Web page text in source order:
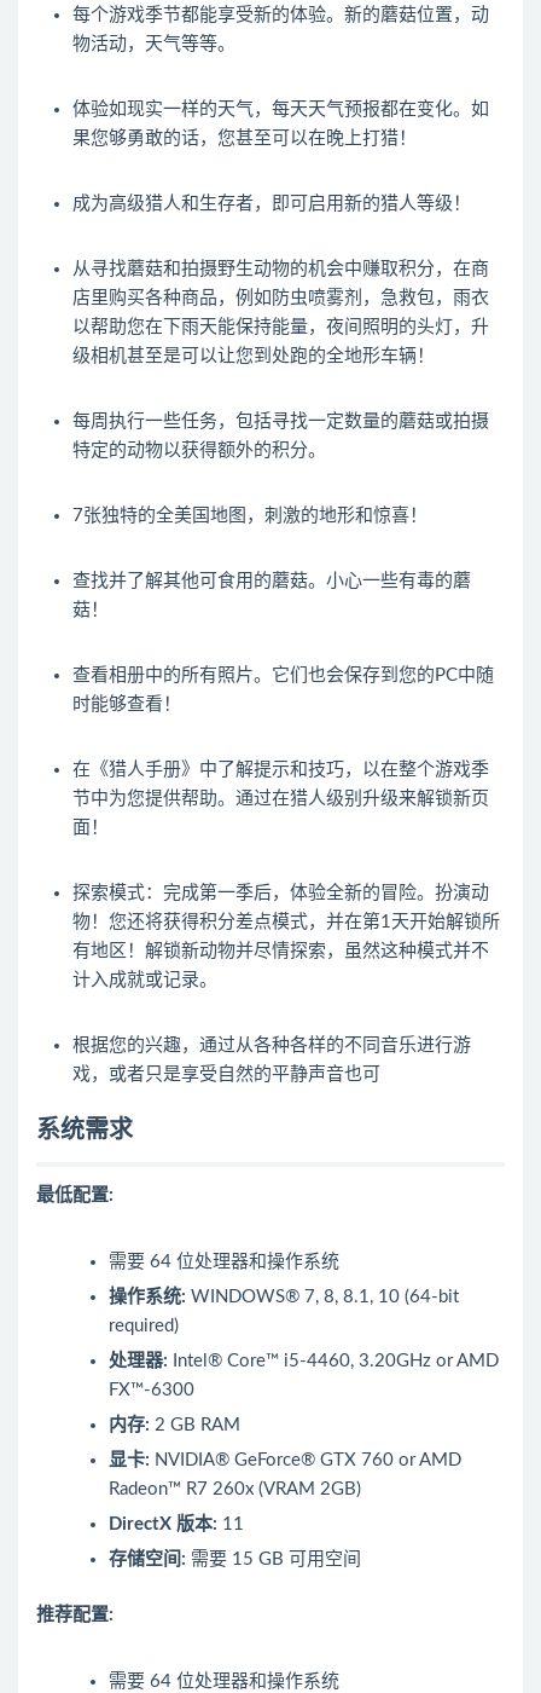
每个游戏季节都能享受新的体验。新的蘑菇位置，动
物活动，天气等等。
体验如现实一样的天气，每天天气预报都在变化。如
果您够勇敢的话，您甚至可以在晚上打猎！
成为高级猎人和生存者，即可启用新的猎人等级！
从寻找蘑菇和拍摄野生动物的机会中赚取积分，在商
店里购买各种商品，例如防虫喷雾剂，急救包，雨衣
以帮助您在下雨天能保持能量，夜间照明的头灯，升
级相机甚至是可以让您到处跑的全地形车辆！
每周执行一些任务，包括寻找一定数量的蘑菇或拍摄
特定的动物以获得额外的积分。
7张独特的全美国地图，刺激的地形和惊喜！
查找并了解其他可食用的蘑菇。小心一些有毒的蘑
菇！
查看相册中的所有照片。它们也会保存到您的PC中随
时能够查看！
在《猎人手册》中了解提示和技巧，以在整个游戏季
节中为您提供帮助。通过在猎人级别升级来解锁新页
面！
探索模式：完成第一季后，体验全新的冒险。扮演动
物！您还将获得积分差点模式，并在第1天开始解锁所
有地区！解锁新动物并尽情探索，虽然这种模式并不
计入成就或记录。
根据您的兴趣，通过从各种各样的不同音乐进行游
戏，或者只是享受自然的平静声音也可
系统需求
最低配置:
需要 64 位处理器和操作系统
操作系统: WINDOWS® 7, 8, 8.1, 10 (64-bit
required)
处理器: Intel® Core™ i5-4460, 3.20GHz or AMD
FX™-6300
内存: 2 GB RAM
显卡: NVIDIA® GeForce® GTX 760 or AMD
Radeon™ R7 260x (VRAM 2GB)
DirectX 版本: 11
存储空间: 需要 15 GB 可用空间
推荐配置:
需要 64 位处理器和操作系统